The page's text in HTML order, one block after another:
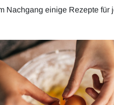
Nachgang einige Rezepte für